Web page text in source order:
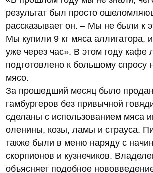
результат был просто
рассказывает он. – Мы не были к
Мы купили 9 кг мяса аллигатора,
уже через час». В этом году кафе
подготовлено к большому спросу
мясо.
За прошедший месяц было
гамбургеров без привычной
сделаны с использованием мяса
оленины, козы, ламы и страуса.
также были в меню наряду с
скорпионов и кузнечиков.
объясняет подобное